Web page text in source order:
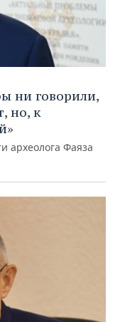
ни говорили,
но, к
археолога Фаяза